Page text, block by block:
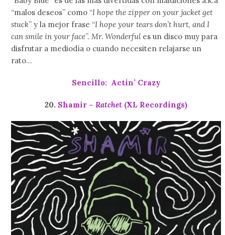
“malos deseos” como “I hope the zipper on your jacket get
stuck” y la mejor frase “I hope your tears don’t hurt, and I
can smile in your face”.Mr. Wonderful es un disco muy para
disfrutar a mediodía o cuando necesiten relajarse un
rato…
Sencillo: Actin’ Crazy
20. Shamir –Ratchet (XL Recordings)